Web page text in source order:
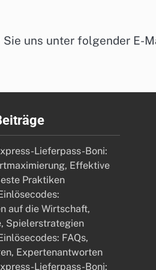
uns unter folgender E-
Lieferpass-Boni:
Effektive
Praktiken
auf die Wirtschaft,
Spielerstrategien
FAQs,
Expertenantworten
Lieferpass-Boni: